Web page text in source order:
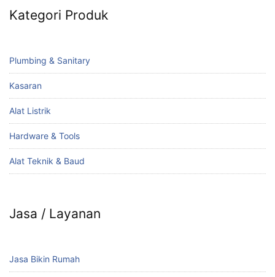
Kategori Produk
Plumbing & Sanitary
Kasaran
Alat Listrik
Hardware & Tools
Alat Teknik & Baud
Jasa / Layanan
Jasa Bikin Rumah